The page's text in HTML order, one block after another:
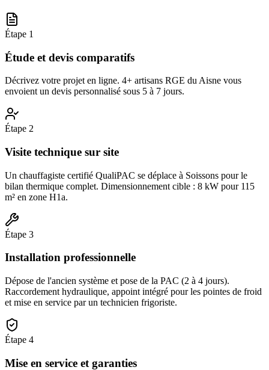
Étape 1
Étude et devis comparatifs
Décrivez votre projet en ligne. 4+ artisans RGE du Aisne vous
envoient un devis personnalisé sous 5 à 7 jours.
Étape 2
Visite technique sur site
Un chauffagiste certifié QualiPAC se déplace à Soissons pour le
bilan thermique complet. Dimensionnement cible : 8 kW pour 115
m² en zone H1a.
Étape 3
Installation professionnelle
Dépose de l'ancien système et pose de la PAC (2 à 4 jours).
Raccordement hydraulique, appoint intégré pour les pointes de froid
et mise en service par un technicien frigoriste.
Étape 4
Mise en service et garanties